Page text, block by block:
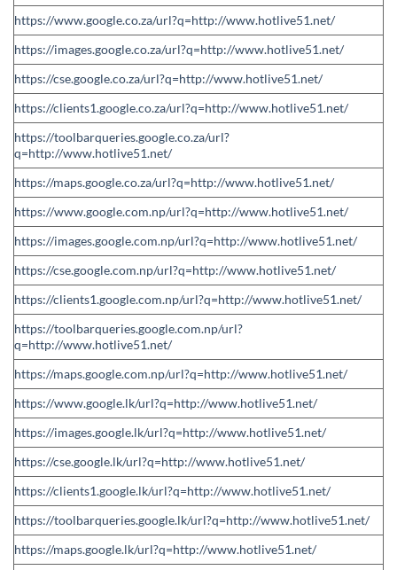
https://www.google.co.za/url?q=http://www.hotlive51.net/
https://images.google.co.za/url?q=http://www.hotlive51.net/
https://cse.google.co.za/url?q=http://www.hotlive51.net/
https://clients1.google.co.za/url?q=http://www.hotlive51.net/
https://toolbarqueries.google.co.za/url?
q=http://www.hotlive51.net/
https://maps.google.co.za/url?q=http://www.hotlive51.net/
https://www.google.com.np/url?q=http://www.hotlive51.net/
https://images.google.com.np/url?q=http://www.hotlive51.net/
https://cse.google.com.np/url?q=http://www.hotlive51.net/
https://clients1.google.com.np/url?q=http://www.hotlive51.net/
https://toolbarqueries.google.com.np/url?
q=http://www.hotlive51.net/
https://maps.google.com.np/url?q=http://www.hotlive51.net/
https://www.google.lk/url?q=http://www.hotlive51.net/
https://images.google.lk/url?q=http://www.hotlive51.net/
https://cse.google.lk/url?q=http://www.hotlive51.net/
https://clients1.google.lk/url?q=http://www.hotlive51.net/
https://toolbarqueries.google.lk/url?q=http://www.hotlive51.net/
https://maps.google.lk/url?q=http://www.hotlive51.net/